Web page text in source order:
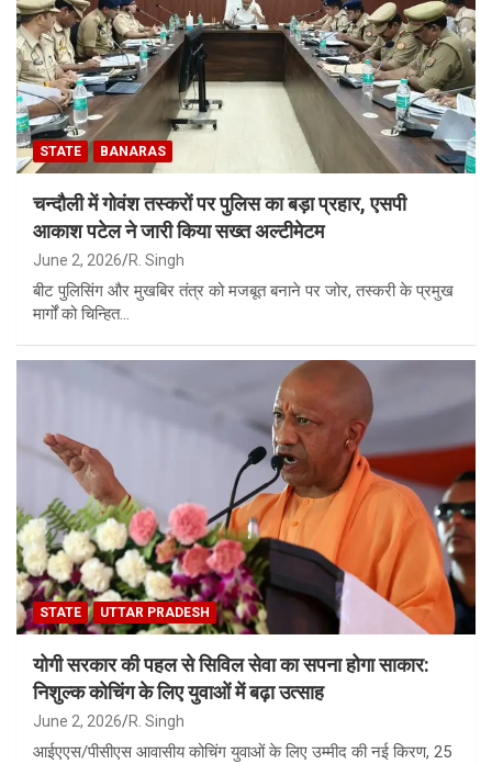
STATE BANARAS
चन्दौली में गोवंश तस्करों पर पुलिस का बड़ा प्रहार, एसपी
आकाश पटेल ने जारी किया सख्त अल्टीमेटम
June 2, 2026 R. Singh
बीट पुलिसिंग और मुखबिर तंत्र को मजबूत बनाने पर जोर, तस्करी के प्रमुख
मार्गों को चिन्हित…
STATE UTTAR PRADESH
योगी सरकार की पहल से सिविल सेवा का सपना होगा साकार:
निशुल्क कोचिंग के लिए युवाओं में बढ़ा उत्साह
June 2, 2026 R. Singh
आईएएस/पीसीएस आवासीय कोचिंग युवाओं के लिए उम्मीद की नई किरण, 25